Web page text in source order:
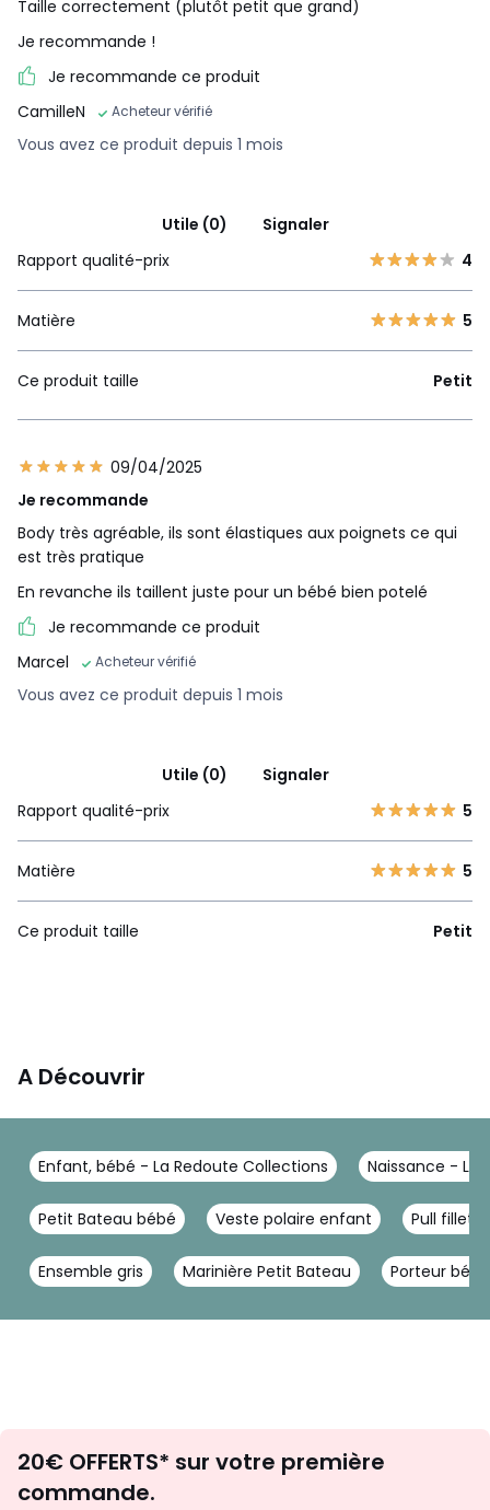
Taille correctement (plutôt petit que grand)
Je recommande !
Je recommande ce produit
CamilleN
Acheteur vérifié
Vous avez ce produit depuis 1 mois
Utile (0)
Signaler
Rapport qualité-prix
4
Matière 5
Ce produit taille Petit
09/04/2025
Je recommande
Body très agréable, ils sont élastiques aux poignets ce qui
est très pratique
En revanche ils taillent juste pour un bébé bien potelé
Je recommande ce produit
Marcel
Acheteur vérifié
Vous avez ce produit depuis 1 mois
Utile (0)
Signaler
Rapport qualité-prix
5
Matière 5
Ce produit taille Petit
A Découvrir
Enfant, bébé - La Redoute Collections Naissance - La
Petit Bateau bébé Veste polaire enfant Pull fillette
Ensemble gris Marinière Petit Bateau Porteur bébé
d'inspirations
20€ OFFERTS* sur votre première
commande.